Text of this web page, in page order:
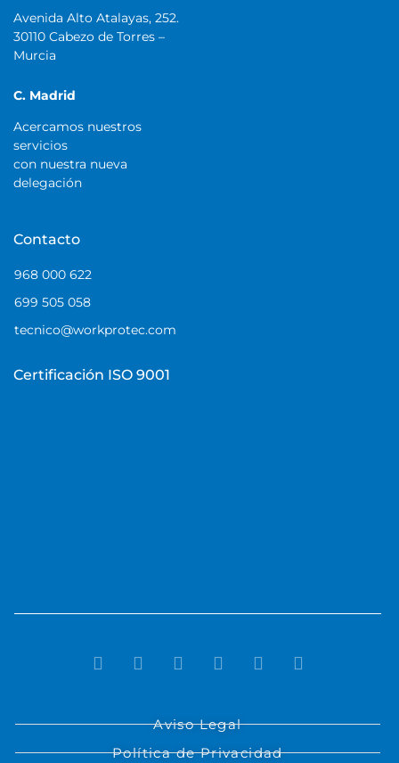
Avenida Alto Atalayas, 252.
30110 Cabezo de Torres –
Murcia
C. Madrid
Acercamos nuestros
servicios
con nuestra nueva
delegación
Contacto
968 000 622
699 505 058
tecnico@workprotec.com
Certificación ISO 9001
Aviso Legal
Política de Privacidad